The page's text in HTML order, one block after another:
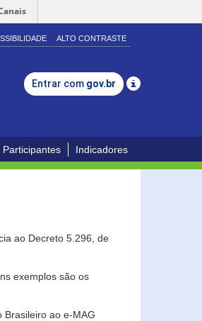
ALTO CONTRASTE
Entrar com gov.br
Participantes Indicadores
ao Decreto 5.296, de
exemplos são os
Brasileiro ao e-MAG